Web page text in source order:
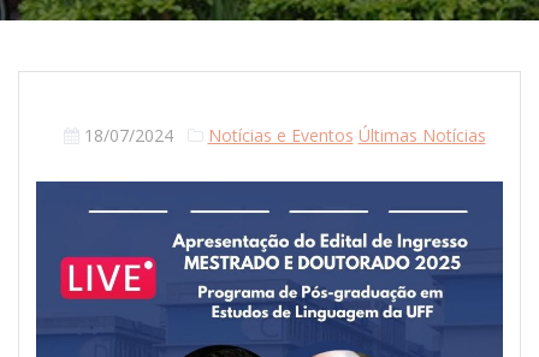
18/07/2024 Notícias e Eventos Últimas Notícias